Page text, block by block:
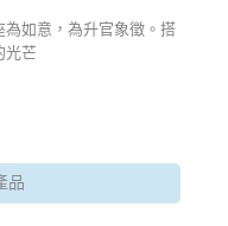
如意，為升官象徵。搭
光芒
品